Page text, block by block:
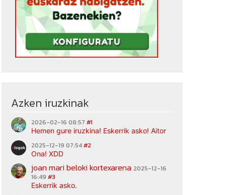
Azken iruzkinak
2026-02-16 08:57 #1
Hemen gure iruzkina! Eskerrik asko! Aitor
2025-12-19 07:54#2
Ona! XDD
joan mari beloki kortexarena 2025-12-16
16:49 #3
Eskerrik asko.